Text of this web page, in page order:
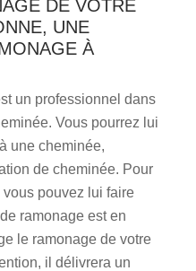
DE VOTRE
UNE
À
un professionnel dans
Vous pourrez lui
une cheminée,
de cheminée. Pour
pouvez lui faire
ramonage est en
le ramonage de votre
il délivrera un